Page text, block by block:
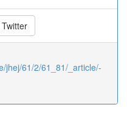
Twitter
jhej/61/2/61_81/_article/-